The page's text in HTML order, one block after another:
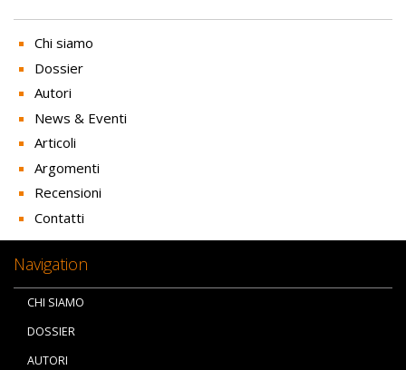
Chi siamo
Dossier
Autori
News & Eventi
Articoli
Argomenti
Recensioni
Contatti
Navigation
CHI SIAMO
DOSSIER
AUTORI